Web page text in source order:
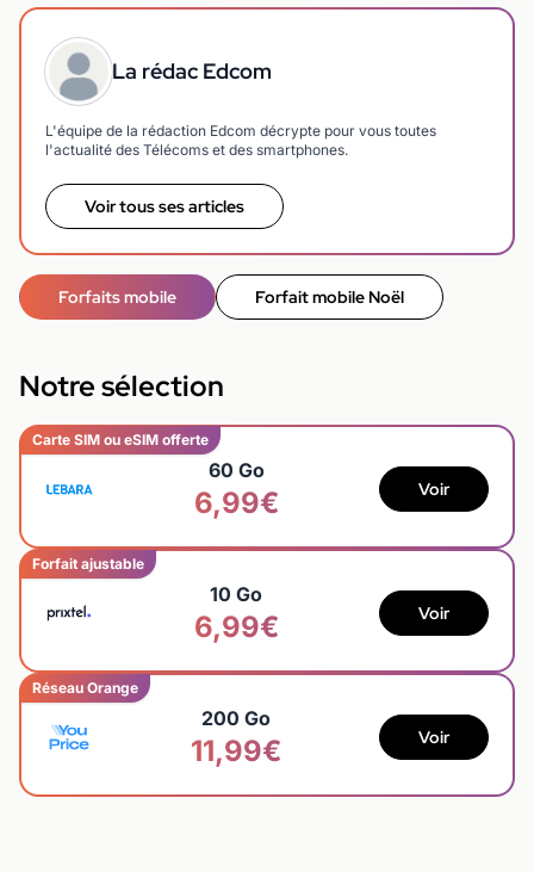
La rédac Edcom
L'équipe de la rédaction Edcom décrypte pour vous toutes
l'actualité des Télécoms et des smartphones.
Voir tous ses articles
Forfaits mobile Forfait mobile Noël
Notre sélection
Carte SIM ou eSIM offerte
60 Go
6,99€ Voir
Forfait ajustable
10 Go
6,99€ Voir
Réseau Orange
200 Go
11,99€ Voir